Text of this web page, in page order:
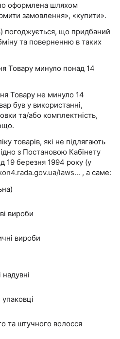
оформлена шляхом
замовлення», «купити».
погоджується, що придбаний
та поверненню в таких
Товару минуло понад 14
Товару не минуло 14
був у використанні,
та/або комплектність,
товарів, які не підлягають
з Постановою Кабінету
19 березня 1994 року (у
laws... , а саме:
вироби
вироби
надувні
та штучного волосся